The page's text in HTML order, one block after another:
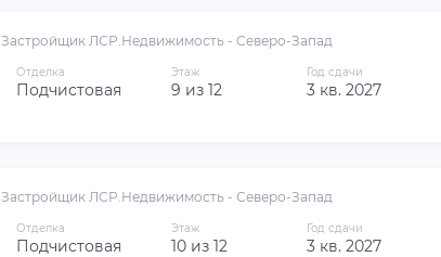
Застройщик ЛСР.Недвижимость - Северо-Запад
Отделка
Подчистовая
Этаж
9 из 12
Год сдачи
3 кв. 2027
Застройщик ЛСР.Недвижимость - Северо-Запад
Отделка
Подчистовая
Этаж
10 из 12
Год сдачи
3 кв. 2027